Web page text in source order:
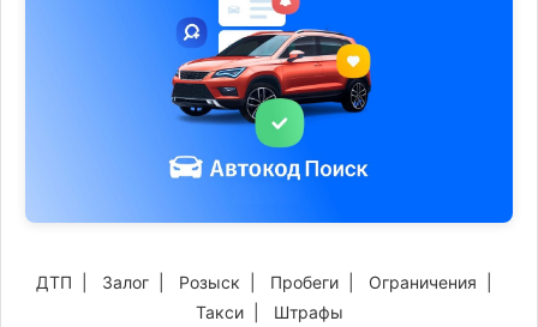
ДТП Залог Розыск Пробеги Ограничения
Такси| Штрафы